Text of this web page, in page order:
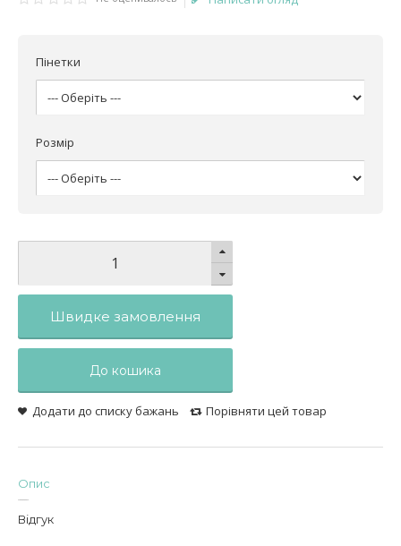
Пінетки
Розмір
Швидке замовлення
До кошика
Додати до списку бажань Порівняти цей товар
Опис
Відгук